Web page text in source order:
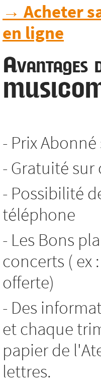
→ Acheter
en ligne
Avantages
- Prix
- Gratuité
- Possibilité
téléphone
- Les Bons
concerts ( ex
offerte)
- Des
et chaque
papier de
lettres.